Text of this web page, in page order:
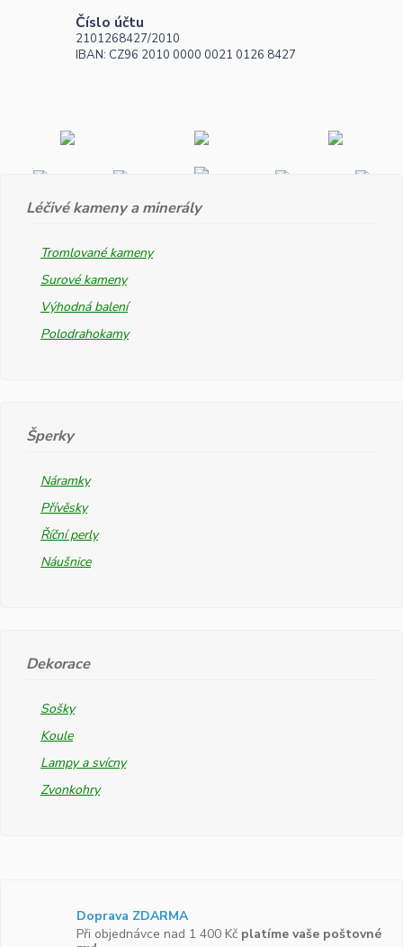
Číslo účtu
2101268427/2010
IBAN: CZ96 2010 0000 0021 0126 8427
Léčivé kameny a minerály
Tromlované kameny
Surové kameny
Výhodná balení
Polodrahokamy
Šperky
Náramky
Přívěsky
Říční perly
Náušnice
Dekorace
Sošky
Koule
Lampy a svícny
Zvonkohry
Doprava ZDARMA
Při objednávce nad 1 400 Kč platíme vaše poštovné